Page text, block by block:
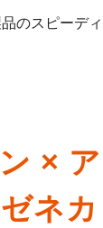
のスピーデ
×
ネ